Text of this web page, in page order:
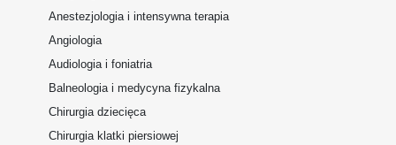
Anestezjologia i intensywna terapia
Angiologia
Audiologia i foniatria
Balneologia i medycyna fizykalna
Chirurgia dziecięca
Chirurgia klatki piersiowej